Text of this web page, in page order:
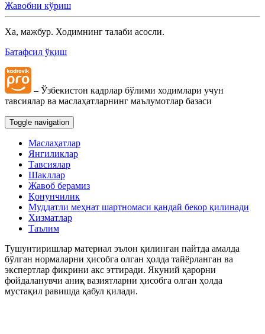
Жавобни кўриш
Ха, мажбур. Ходимнинг талаби асосли.
Батафсил ўқиш
– Ўзбекистон кадрлар бўлими ходимлари учун
тавсиялар ва маслаҳатларнинг маълумотлар базаси
Toggle navigation
Маслаҳатлар
Янгиликлар
Тавсиялар
Шакллар
Жавоб берамиз
Қонунчилик
Муддатли меҳнат шартномаси қандай бекор қилинади
Хизматлар
Таълим
Тушунтиришлар материал эълон қилинган пайтда амалда
бўлган нормаларни ҳисобга олган ҳолда тайёрланган ва
экспертлар фикрини акс эттиради. Якуний қарорни
фойдаланувчи аниқ вазиятларни ҳисобга олган ҳолда
мустақил равишда қабул қилади.